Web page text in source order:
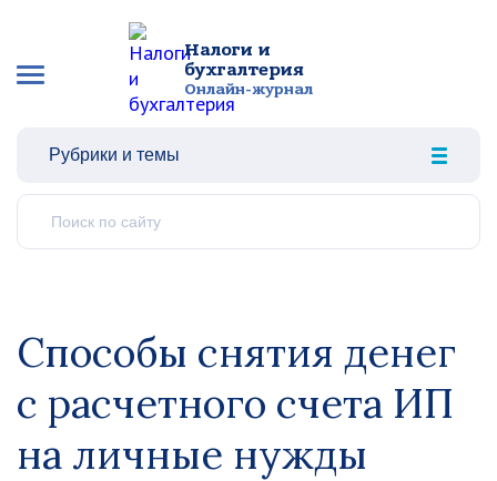
Налоги и
бухгалтерия
Онлайн-журнал
Рубрики и темы
Способы снятия денег
с расчетного счета ИП
на личные нужды